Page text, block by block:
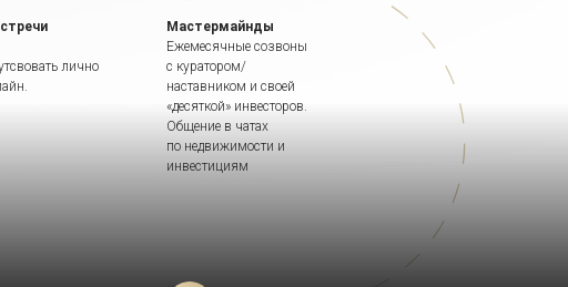
лично
Мастермайнды
Ежемесячные созвоны
с куратором/
наставником и своей
«десяткой» инвесторов.
Общение в чатах
по недвижимости и
инвестициям